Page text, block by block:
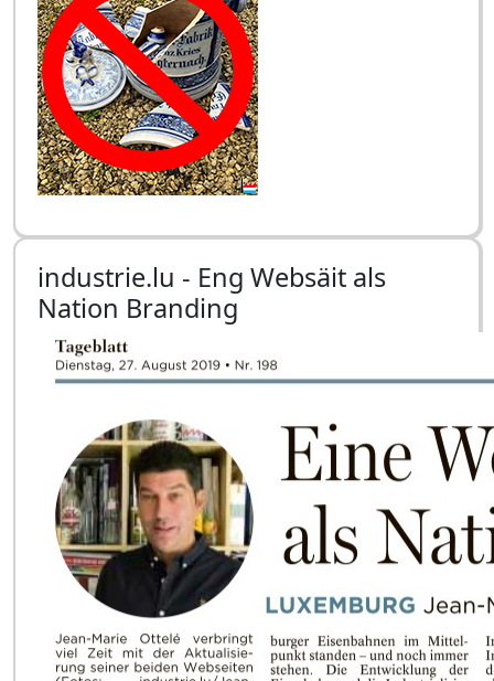
industrie.lu - Eng Websäit als
Nation Branding